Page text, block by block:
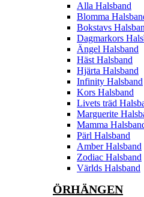
Alla Halsband
Blomma
Bokstavs
Dagmarkors
Ängel Halsband
Häst Halsband
Hjärta Halsband
Infinity Halsband
Kors Halsband
Livets träd
Marguerite
Mamma
Pärl Halsband
Amber Halsband
Zodiac Halsband
Världs Halsband
ÖRHÄNGEN